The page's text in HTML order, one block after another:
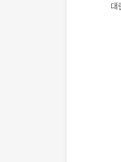
대